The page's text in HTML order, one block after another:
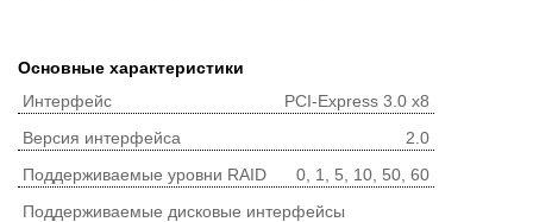
Основные характеристики
Интерфейс
PCI-Express 3.0 x8
Версия интерфейса
2.0
Поддерживаемые уровни RAID
0, 1, 5, 10, 50, 60
Поддерживаемые дисковые интерфейсы